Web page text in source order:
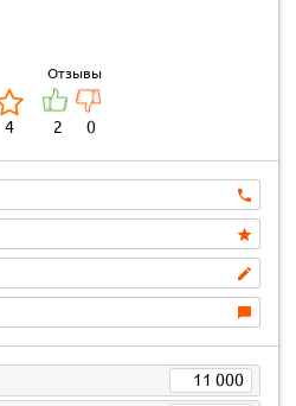
4
Отзывы
2 0
11 000